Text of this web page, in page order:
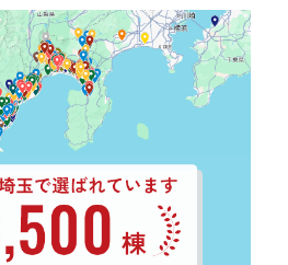
採用情報
プライバシーポリシー